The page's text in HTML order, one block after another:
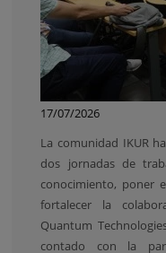
17/07/2026
La comunidad IKUR
dos jornadas de
conocimiento, poner
fortalecer la
Quantum
contado con la